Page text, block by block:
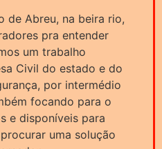
de Abreu, na beira rio,
pra entender
um trabalho
Civil do estado e do
por intermédio
focando para o
e disponíveis para
uma solução